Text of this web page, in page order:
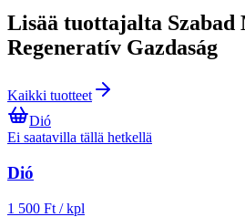
Lisää tuottajalta Szabad
Regeneratív Gazdaság
Kaikki tuotteet
Dió
Ei saatavilla tällä hetkellä
Dió
1 500 Ft / kpl